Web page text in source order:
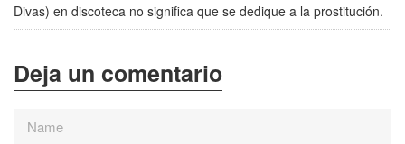
Divas) en discoteca no significa que se dedique a la prostitución.